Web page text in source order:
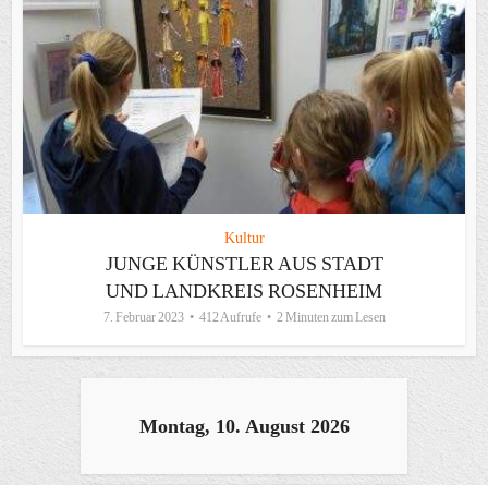
Kultur
JUNGE KÜNSTLER AUS STADT
UND LANDKREIS ROSENHEIM
7. Februar 2023 412 Aufrufe 2 Minuten zum Lesen
Montag, 10. August 2026